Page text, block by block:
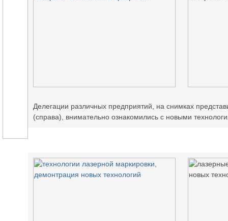
Делегации различных предприятий, на снимках
(справа), внимательно ознакомились с новыми